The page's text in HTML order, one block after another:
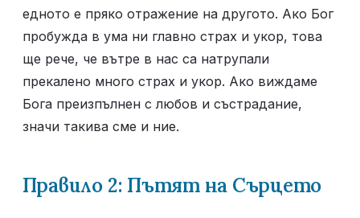
едното е пряко отражение на другото. Ако Бог
пробужда в ума ни главно страх и укор, това
ще рече, че вътре в нас са натрупали
прекалено много страх и укор. Ако виждаме
Бога преизпълнен с любов и състрадание,
значи такива сме и ние.
Правило 2: Пътят на Сърцето